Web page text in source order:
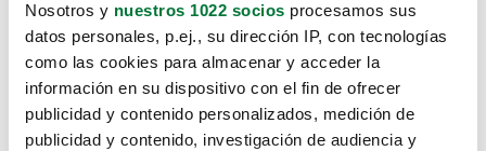
Nosotros y nuestros 1022 socios procesamos sus
datos personales, p.ej., su dirección IP, con tecnologías
como las cookies para almacenar y acceder la
información en su dispositivo con el fin de ofrecer
publicidad y contenido personalizados, medición de
publicidad y contenido, investigación de audiencia y
Lo sentimos, no sabemos como
te hemos traido hasta aquí.